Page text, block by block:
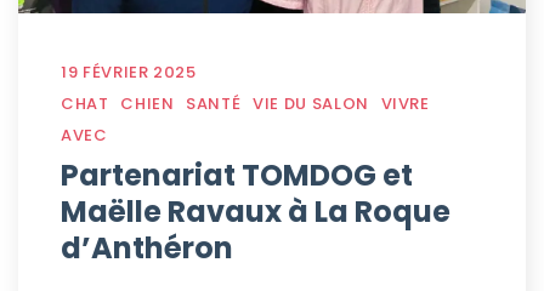
19 FÉVRIER 2025
CHAT
CHIEN SANTÉ VIE DU SALON
VIVRE
AVEC
Partenariat TOMDOG et
Maëlle Ravaux à La Roque
d’Anthéron